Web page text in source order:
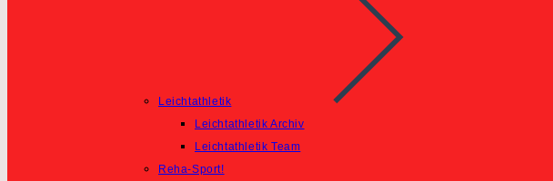
Leichtathletik
Leichtathletik Archiv
Leichtathletik Team
Reha-Sport!